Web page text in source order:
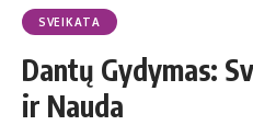
SVEIKATA
Dantų Gydymas:
ir Nauda